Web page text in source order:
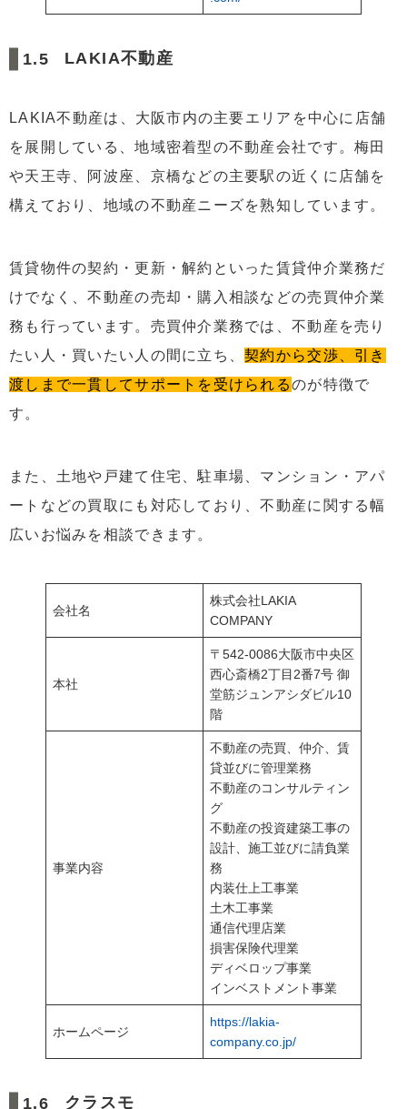
LAKIA不動産
LAKIA不動産は、大阪市内の主要エリアを中心に店舗
を展開している、地域密着型の不動産会社です。梅田
や天王寺、阿波座、京橋などの主要駅の近くに店舗を
構えており、地域の不動産ニーズを熟知しています。
賃貸物件の契約・更新・解約といった賃貸仲介業務だ
けでなく、不動産の売却・購入相談などの売買仲介業
務も行っています。売買仲介業務では、不動産を売り
たい人・買いたい人の間に立ち、契約から交渉、引き
渡しまで一貫してサポートを受けられるのが特徴で
す。
また、土地や戸建て住宅、駐車場、マンション・アパ
ートなどの買取にも対応しており、不動産に関する幅
広いお悩みを相談できます。
会社名
株式会社LAKIA
COMPANY
本社
〒542-0086大阪市中央区
西心斎橋2丁目2番7号 御
堂筋ジュンアシダビル10
階
事業内容
不動産の売買、仲介、賃
貸並びに管理業務
不動産のコンサルティン
グ
不動産の投資建築工事の
設計、施工並びに請負業
務
内装仕上工事業
土木工事業
通信代理店業
損害保険代理業
ディベロップ事業
インベストメント事業
ホームページ
https://lakia-
company.co.jp/
クラスモ